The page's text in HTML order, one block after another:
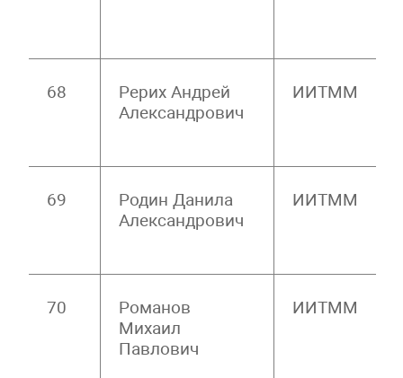
68
Рерих Андрей
Александрович
ИИТММ
69
Родин Данила
Александрович
ИИТММ
70
Романов
Михаил
Павлович
ИИТММ